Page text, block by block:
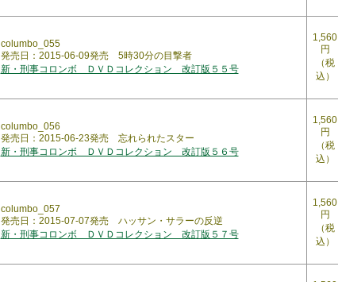
columbo_055
発売日：2015-06-09発売 5時30分の目撃者
新・刑事コロンボ ＤＶＤコレクション 改訂版５５号
1,560
円
（税
込）
columbo_056
発売日：2015-06-23発売 忘れられたスター
新・刑事コロンボ ＤＶＤコレクション 改訂版５６号
1,560
円
（税
込）
columbo_057
発売日：2015-07-07発売 ハッサン・サラーの反逆
新・刑事コロンボ ＤＶＤコレクション 改訂版５７号
1,560
円
（税
込）